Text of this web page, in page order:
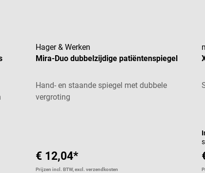
Hager & Werken
Mira-Duo dubbelzijdige patiëntenspiegel
Hand- en staande spiegel met dubbele
vergroting
€ 12,04*
Prijzen incl. BTW, excl. verzendkosten